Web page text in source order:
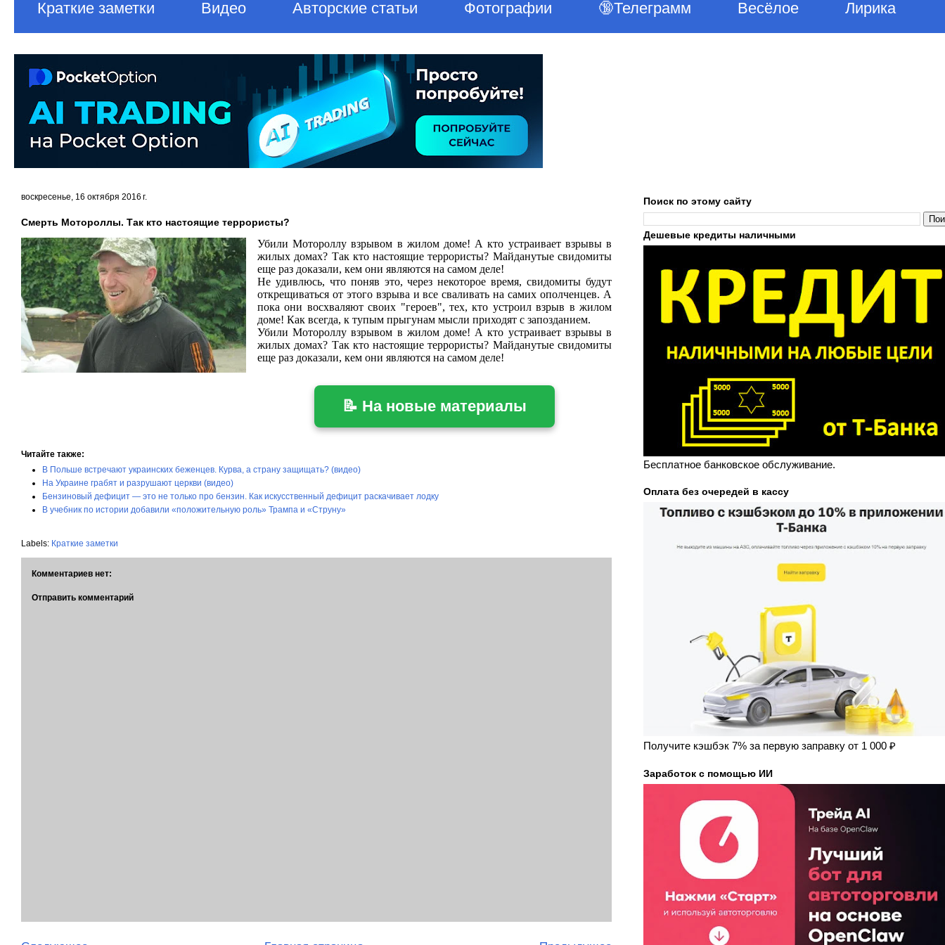
Краткие заметки Видео Авторские статьи Фотографии 🔞Телеграмм Весёлое Лирика
воскресенье, 16 октября 2016 г.
Смерть Мотороллы. Так кто настоящие террористы?
Убили Мотороллу взрывом в жилом доме! А кто устраивает взрывы в
жилых домах? Так кто настоящие террористы? Майданутые свидомиты
еще раз доказали, кем они являются на самом деле!
Не удивлюсь, что поняв это, через некоторое время, свидомиты будут
открещиваться от этого взрыва и все сваливать на самих ополченцев. А
пока они восхваляют своих "героев", тех, кто устроил взрыв в жилом
доме! Как всегда, к тупым прыгунам мысли приходят с запозданием.
Убили Мотороллу взрывом в жилом доме! А кто устраивает взрывы в
жилых домах? Так кто настоящие террористы? Майданутые свидомиты
еще раз доказали, кем они являются на самом деле!
📝 На новые материалы
Читайте также:
В Польше встречают украинских беженцев. Курва, а страну защищать? (видео)
На Украине грабят и разрушают церкви (видео)
Бензиновый дефицит — это не только про бензин. Как искусственный дефицит раскачивает лодку
В учебник по истории добавили «положительную роль» Трампа и «Струну»
Labels: Краткие заметки
Комментариев нет:
Отправить комментарий
Поиск по этому сайту
Дешевые кредиты наличными
Бесплатное банковское обслуживание.
Оплата без очередей в кассу
Получите кэшбэк 7% за первую заправку от 1 000 ₽
Заработок с помощью ИИ